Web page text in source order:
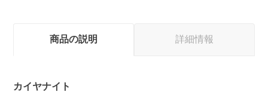
商品の説明 詳細情報
カイヤナイト